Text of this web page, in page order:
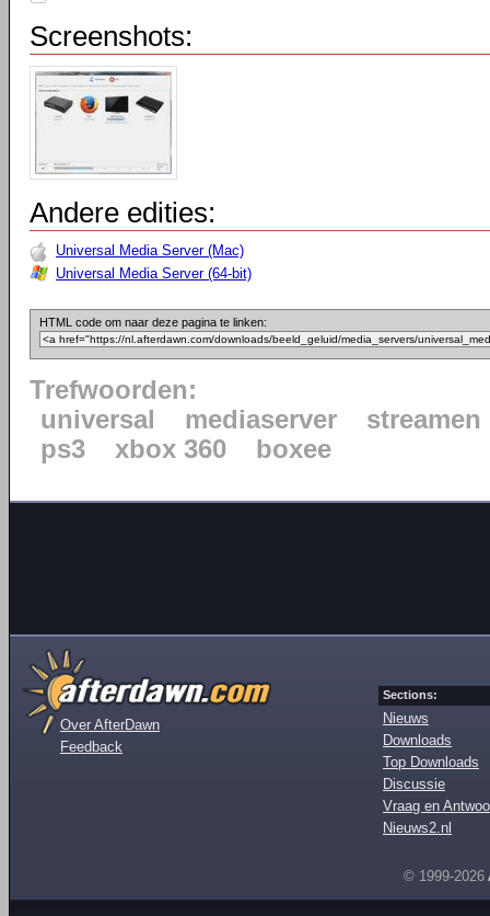
Screenshots:
Andere edities:
Universal Media Server (Mac)
Universal Media Server (64-bit)
HTML code om naar deze pagina te linken:
Trefwoorden:
universal
mediaserver
streamen
ps3
xbox 360 boxee
Over AfterDawn
Feedback
Sections:
Nieuws
Downloads
Top Downloads
Discussie
Vraag en
Nieuws2.nl
© 1999-2026